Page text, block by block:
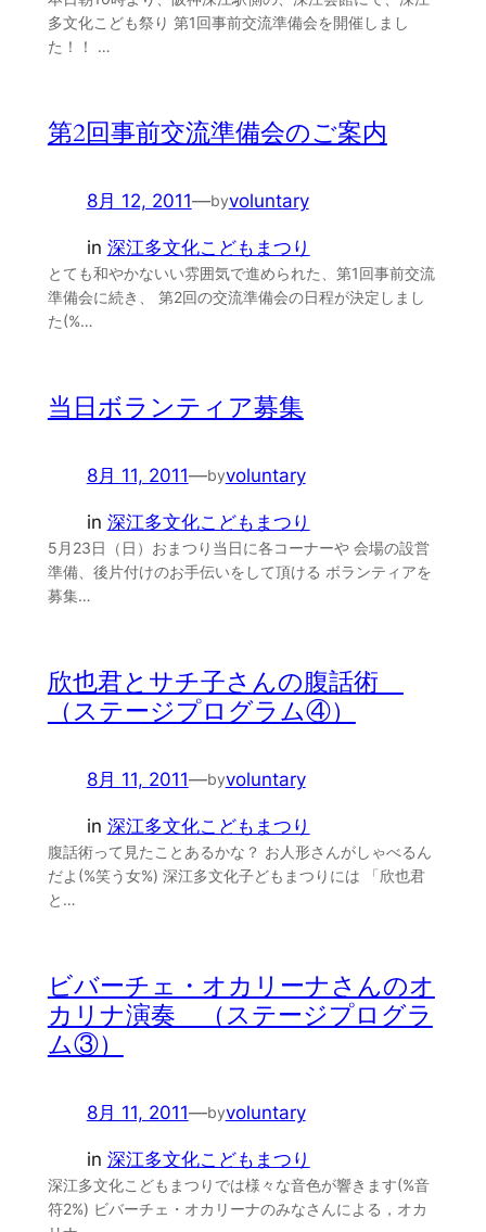
多文化こども祭り 第1回事前交流準備会を開催しまし
た！！ …
第2回事前交流準備会のご案内
8月 12, 2011—byvoluntary
in 深江多文化こどもまつり
とても和やかないい雰囲気で進められた、第1回事前交流
準備会に続き、 第2回の交流準備会の日程が決定しまし
た(%…
当日ボランティア募集
8月 11, 2011—byvoluntary
in 深江多文化こどもまつり
5月23日（日）おまつり当日に各コーナーや 会場の設営
準備、後片付けのお手伝いをして頂ける ボランティアを
募集…
欣也君とサチ子さんの腹話術
（ステージプログラム④）
8月 11, 2011—byvoluntary
in 深江多文化こどもまつり
腹話術って見たことあるかな？ お人形さんがしゃべるん
だよ(%笑う女%) 深江多文化子どもまつりには 「欣也君
と…
ビバーチェ・オカリーナさんのオ
カリナ演奏 （ステージプログラ
ム③）
8月 11, 2011—byvoluntary
in 深江多文化こどもまつり
深江多文化こどもまつりでは様々な音色が響きます(%音
符2%) ビバーチェ・オカリーナのみなさんによる，オカ